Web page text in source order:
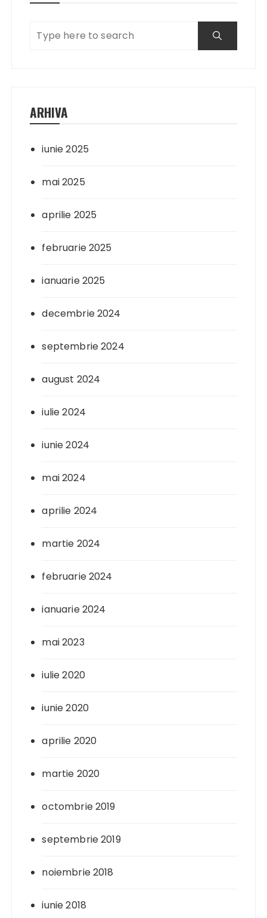
ARHIVA
iunie 2025
mai 2025
aprilie 2025
februarie 2025
ianuarie 2025
decembrie 2024
septembrie 2024
august 2024
iulie 2024
iunie 2024
mai 2024
aprilie 2024
martie 2024
februarie 2024
ianuarie 2024
mai 2023
iulie 2020
iunie 2020
aprilie 2020
martie 2020
octombrie 2019
septembrie 2019
noiembrie 2018
iunie 2018